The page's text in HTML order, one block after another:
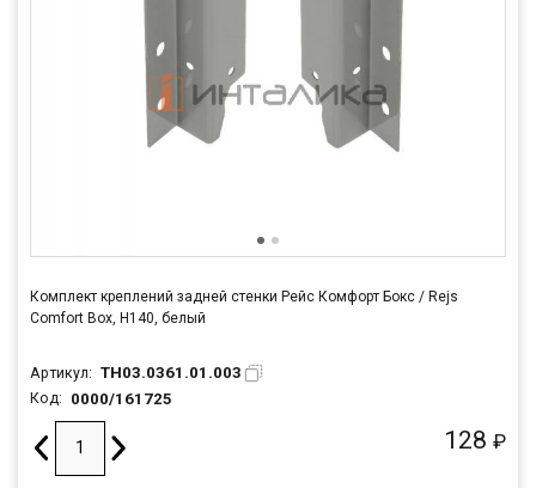
Комплект креплений задней стенки Рейс Комфорт Бокс / Rejs
Comfort Box, H140, белый
Артикул: TH03.0361.01.003
Код: 0000/161725
128 ₽